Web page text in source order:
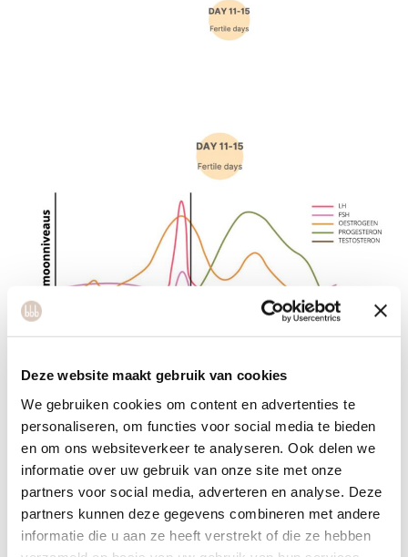
Deze website maakt gebruik van cookies
We gebruiken cookies om content en advertenties te
personaliseren, om functies voor social media te bieden
en om ons websiteverkeer te analyseren. Ook delen we
informatie over uw gebruik van onze site met onze
partners voor social media, adverteren en analyse. Deze
partners kunnen deze gegevens combineren met andere
informatie die u aan ze heeft verstrekt of die ze hebben
Folliculaire fase
Dag 1 tot en met de ovulatie, gemiddeld rond dag 14.
Luteale fase